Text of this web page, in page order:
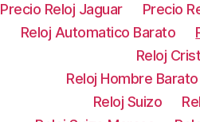
Precio Reloj Jaguar
Precio
Reloj Automatico Barato
Reloj
Reloj Hombre Barato
Reloj Suizo